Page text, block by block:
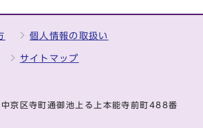
個人情報の取扱い
サイトマップ
区寺町通御池上る上本能寺前町488番